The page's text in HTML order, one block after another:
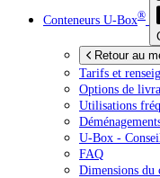
Conteneurs U-Box®
Retour au
Tarifs et
Options de
Utilisations
U-Box -
FAQ
Dimensions du